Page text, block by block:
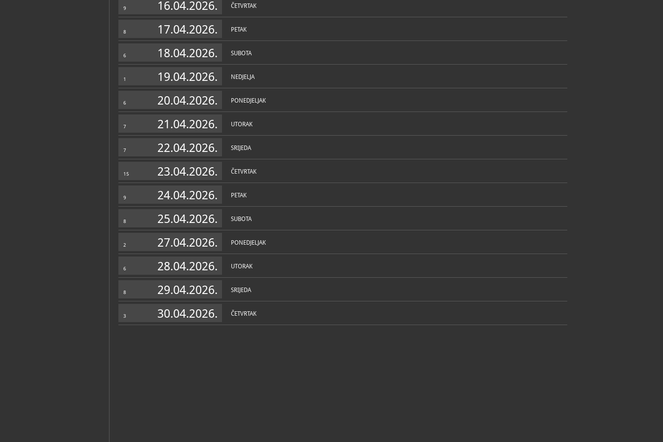
9 16.04.2026. ČETVRTAK
8 17.04.2026. PETAK
6 18.04.2026. SUBOTA
1 19.04.2026. NEDJELJA
6 20.04.2026. PONEDJELJAK
7 21.04.2026. UTORAK
7 22.04.2026. SRIJEDA
15 23.04.2026. ČETVRTAK
9 24.04.2026. PETAK
8 25.04.2026. SUBOTA
2 27.04.2026. PONEDJELJAK
6 28.04.2026. UTORAK
8 29.04.2026. SRIJEDA
3 30.04.2026. ČETVRTAK